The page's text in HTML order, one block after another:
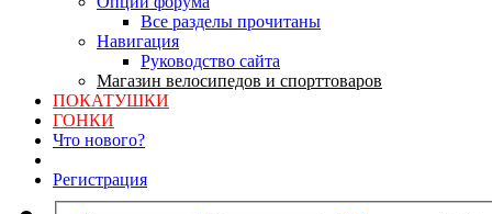
Все разделы прочитаны
Навигация
Руководство сайта
Магазин велосипедов и спорттоваров
ПОКАТУШКИ
ГОНКИ
Что нового?
Регистрация